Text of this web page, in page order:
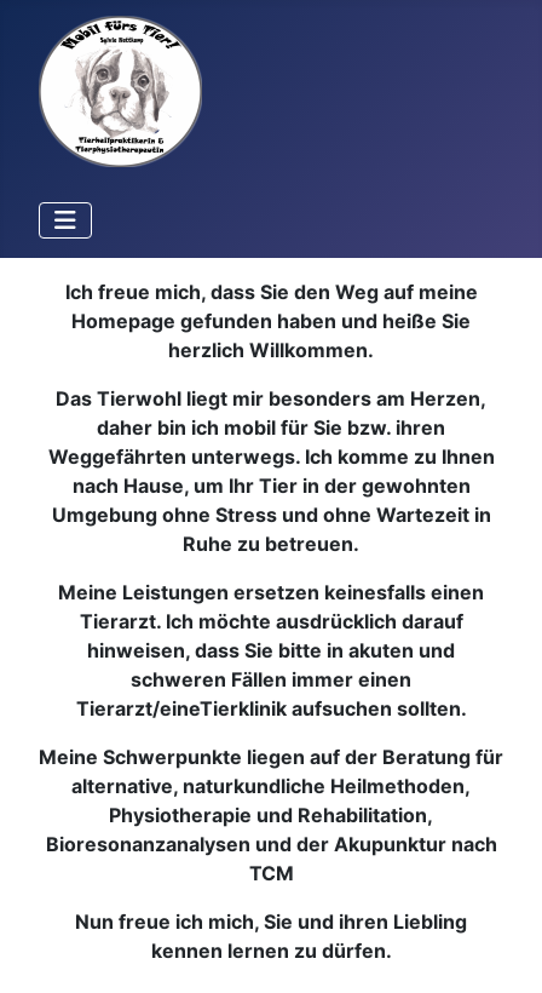
Ich freue mich, dass Sie den Weg auf meine
Homepage gefunden haben und heiße Sie
herzlich Willkommen.
Das Tierwohl liegt mir besonders am Herzen,
daher bin ich mobil für Sie bzw. ihren
Weggefährten unterwegs. Ich komme zu Ihnen
nach Hause, um Ihr Tier in der gewohnten
Umgebung ohne Stress und ohne Wartezeit in
Ruhe zu betreuen.
Meine Leistungen ersetzen keinesfalls einen
Tierarzt. Ich möchte ausdrücklich darauf
hinweisen, dass Sie bitte in akuten und
schweren Fällen immer einen
Tierarzt/eineTierklinik aufsuchen sollten.
Meine Schwerpunkte liegen auf der Beratung für
alternative, naturkundliche Heilmethoden,
Physiotherapie und Rehabilitation,
Bioresonanzanalysen und der Akupunktur nach
TCM
Nun freue ich mich, Sie und ihren Liebling
kennen lernen zu dürfen.